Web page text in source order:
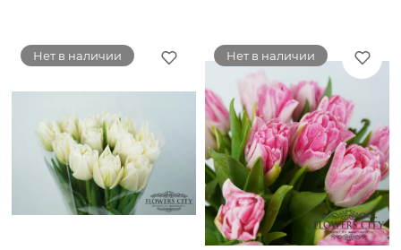
Нет в наличии Нет в наличии